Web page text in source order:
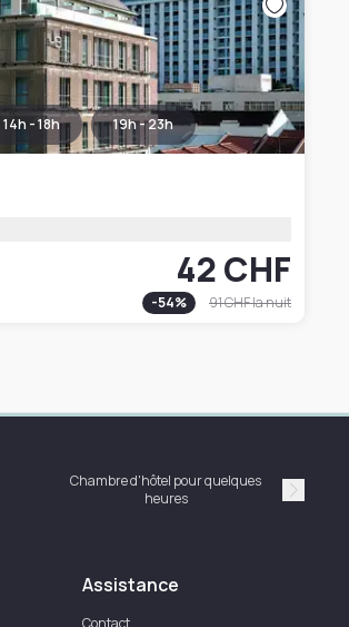
14h - 18h 19h - 23h
42 CHF
-54% 91 CHFla nuit
Chambre d'hôtel pour quelques
heures
Assistance
Contact